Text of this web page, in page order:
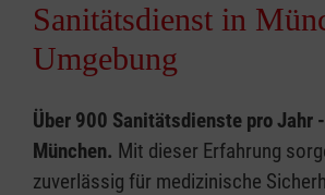
Sanitätsdienst in
Umgebung
Über 900 Sanitätsdienste pro Jahr
München. Mit dieser Erfahrung
zuverlässig für medizinische